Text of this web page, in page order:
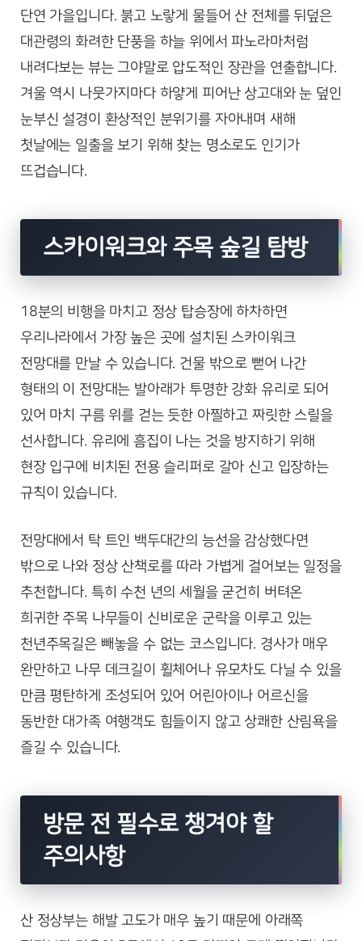
단연 가을입니다. 붉고 노랗게 물들어 산 전체를 뒤덮은
대관령의 화려한 단풍을 하늘 위에서 파노라마처럼
내려다보는 뷰는 그야말로 압도적인 장관을 연출합니다.
겨울 역시 나뭇가지마다 하얗게 피어난 상고대와 눈 덮인
눈부신 설경이 환상적인 분위기를 자아내며 새해
첫날에는 일출을 보기 위해 찾는 명소로도 인기가
뜨겁습니다.
스카이워크와 주목 숲길 탐방
18분의 비행을 마치고 정상 탑승장에 하차하면
우리나라에서 가장 높은 곳에 설치된 스카이워크
전망대를 만날 수 있습니다. 건물 밖으로 뻗어 나간
형태의 이 전망대는 발아래가 투명한 강화 유리로 되어
있어 마치 구름 위를 걷는 듯한 아찔하고 짜릿한 스릴을
선사합니다. 유리에 흠집이 나는 것을 방지하기 위해
현장 입구에 비치된 전용 슬리퍼로 갈아 신고 입장하는
규칙이 있습니다.
전망대에서 탁 트인 백두대간의 능선을 감상했다면
밖으로 나와 정상 산책로를 따라 가볍게 걸어보는 일정을
추천합니다. 특히 수천 년의 세월을 굳건히 버텨온
희귀한 주목 나무들이 신비로운 군락을 이루고 있는
천년주목길은 빼놓을 수 없는 코스입니다. 경사가 매우
완만하고 나무 데크길이 휠체어나 유모차도 다닐 수 있을
만큼 평탄하게 조성되어 있어 어린아이나 어르신을
동반한 대가족 여행객도 힘들이지 않고 상쾌한 산림욕을
즐길 수 있습니다.
방문 전 필수로 챙겨야 할
주의사항
산 정상부는 해발 고도가 매우 높기 때문에 아래쪽